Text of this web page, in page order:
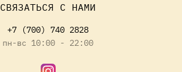
СВЯЗАТЬСЯ С НАМИ
+7 (700) 740 2828
пн-вс 10:00 - 22:00